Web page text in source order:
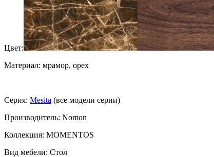
Цвет:
Материал: мрамор, орех
Серия: Mesita (все модели серии)
Производитель: Nomon
Коллекция: MOMENTOS
Вид мебели: Стол